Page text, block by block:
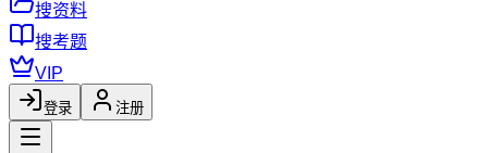
搜资料
搜考题
VIP
登录 注册